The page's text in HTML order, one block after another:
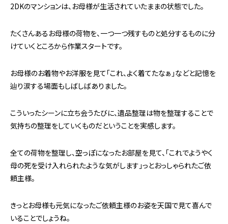
2DKのマンションは、お母様が生活されていたままの状態でした。
たくさんあるお母様の荷物を、一つ一つ残すものと処分するものに分
けていくところから作業スタートです。
お母様のお着物やお洋服を見て「これ、よく着てたなぁ」などと記憶を
辿り涙する場面もしばしばありました。
こういったシーンに立ち会うたびに、遺品整理は物を整理することで
気持ちの整理をしていくものだということを実感します。
全ての荷物を整理し、空っぽになったお部屋を見て、「これでようやく
母の死を受け入れられたような気がします」っとおっしゃられたご依
頼主様。
きっとお母様も元気になったご依頼主様のお姿を天国で見て喜んで
いることでしょうね。